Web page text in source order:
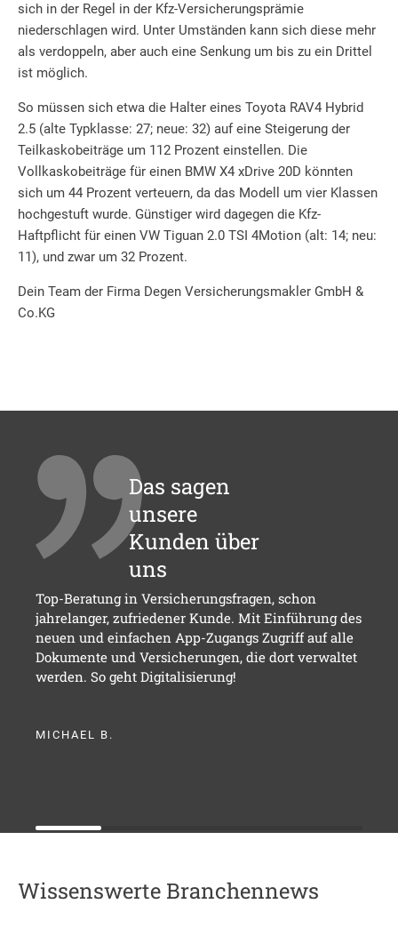
sich in der Regel in der Kfz-Versicherungsprämie
niederschlagen wird. Unter Umständen kann sich diese mehr
als verdoppeln, aber auch eine Senkung um bis zu ein Drittel
ist möglich.
So müssen sich etwa die Halter eines Toyota RAV4 Hybrid
2.5 (alte Typklasse: 27; neue: 32) auf eine Steigerung der
Teilkaskobeiträge um 112 Prozent einstellen. Die
Vollkaskobeiträge für einen BMW X4 xDrive 20D könnten
sich um 44 Prozent verteuern, da das Modell um vier Klassen
hochgestuft wurde. Günstiger wird dagegen die Kfz-
Haftpflicht für einen VW Tiguan 2.0 TSI 4Motion (alt: 14; neu:
11), und zwar um 32 Prozent.
Dein Team der Firma Degen Versicherungsmakler GmbH &
Co.KG
Das sagen
unsere
Kunden über
uns
Top-Beratung in Versicherungsfragen, schon
jahrelanger, zufriedener Kunde. Mit Einführung des
neuen und einfachen App-Zugangs Zugriff auf alle
Dokumente und Versicherungen, die dort verwaltet
werden. So geht Digitalisierung!
MICHAEL B.
Wissenswerte Branchennews